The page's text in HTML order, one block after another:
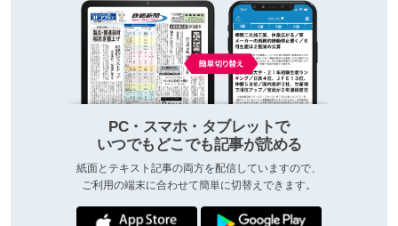
PC・スマホ・タブレットで
いつでもどこでも記事が読める
紙面とテキスト記事の両方を配信していますので、
ご利用の端末に合わせて簡単に切替えできます。